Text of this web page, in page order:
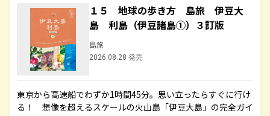
１５ 地球の歩き方 島旅 伊豆大
島 利島（伊豆諸島①）３訂版
島旅
2026.08.28 発売
東京から高速船でわずか1時間45分。思い立ったらすぐに行け
る！ 想像を超えるスケールの火山島「伊豆大島」の完全ガイ